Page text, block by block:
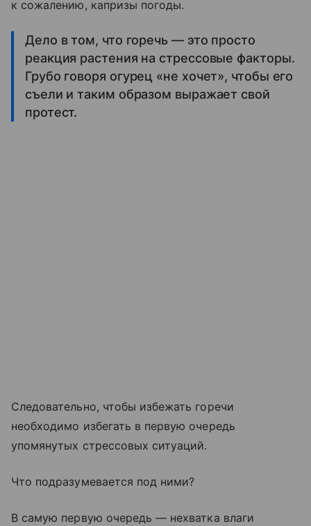
к сожалению, капризы погоды.
Дело в том, что горечь — это просто
реакция растения на стрессовые факторы.
Грубо говоря огурец «не хочет», чтобы его
съели и таким образом выражает свой
протест.
Следовательно, чтобы избежать горечи
необходимо избегать в первую очередь
упомянутых стрессовых ситуаций.
Что подразумевается под ними?
В самую первую очередь — нехватка влаги